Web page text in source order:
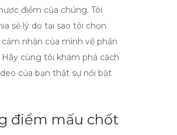
điểm của chúng. Tôi
sẻ lý do tại sao tôi chọn
cảm nhận của mình về phần
cùng tôi khám phá cách
của bạn thật sự nổi bật
điểm mấu chốt